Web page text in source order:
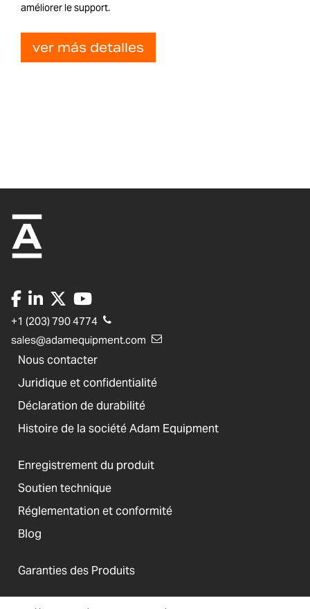
améliorer le support.
ver más detalles
+1 (203) 790 4774
sales@adamequipment.com
Nous contacter
Juridique et confidentialité
Déclaration de durabilité
Histoire de la société Adam Equipment
Enregistrement du produit
Soutien technique
Réglementation et conformité
Blog
Garanties des Produits